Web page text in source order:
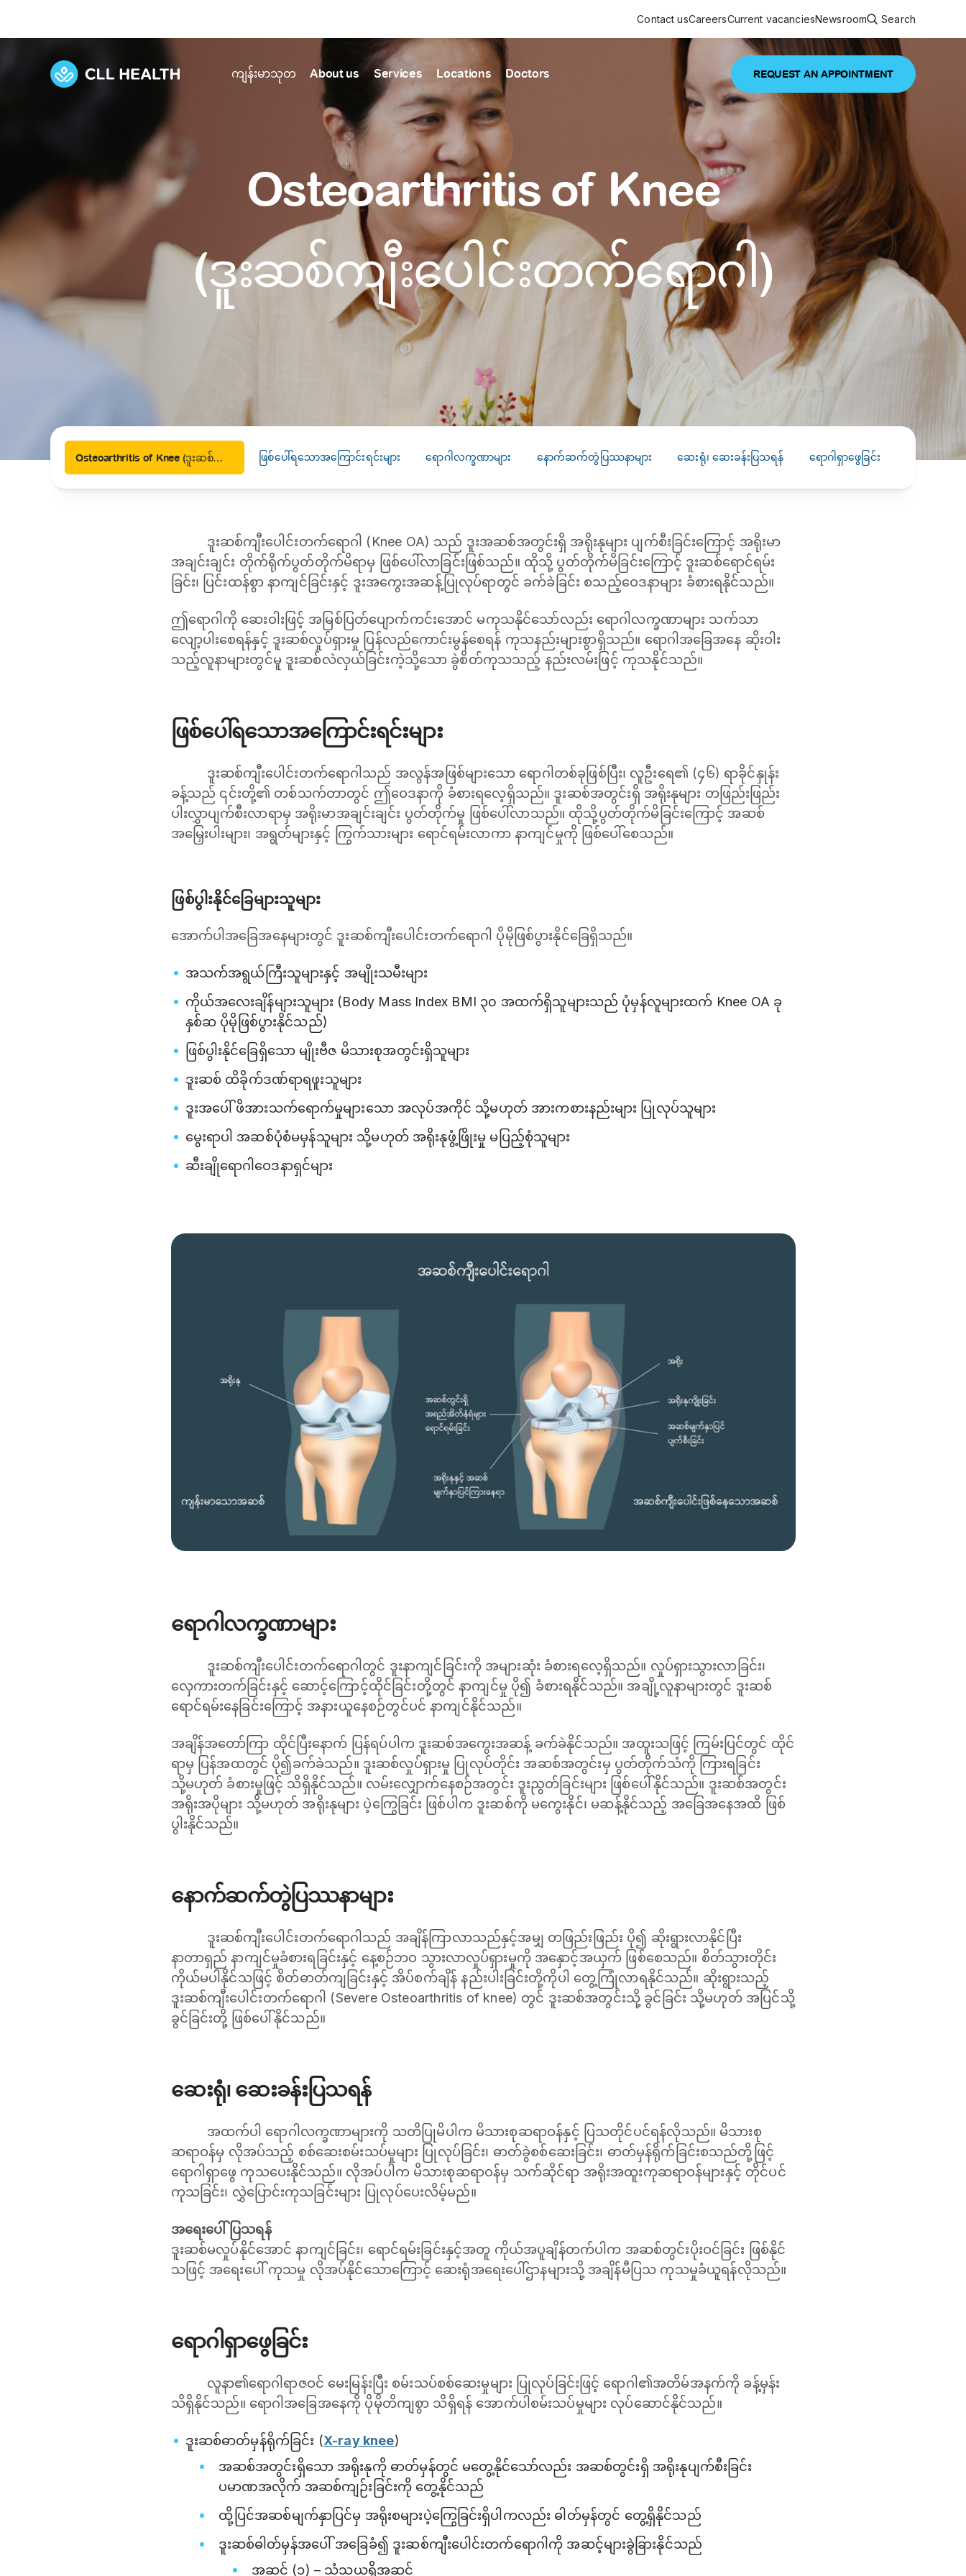
ကျန်းမာသုတ
View all health articles
Emergencies
Diseases and Conditions
Symptoms
Tests and Procedures
Drugs and Supplements
Find Health articles by first letter
C D E F G
K
L
M N O P Q R S T U
V
W
X Z #
Or search by keyword
ALL ARTICLES
SEARCH
Featured article
DISEASES AND CONDITIONS
22 APR 2026
Melioidosis (မယ်လီယွိုက်ဒိုး
လီယွိုက်ဒိုးဆစ် ပြင်းထန်
About us
About us
Discover our commitment to transforming healthcare
Our history
Careers
News & Announcements
PRESS RELEASE
16 JAN 2026
CLL HEALTH
Strengthens
Myanmar Through
Phyu Laboratory and
Yangon, Myanmar, 8
January 2026 — CLL
HEALTH is pleased to
PRESS RELEASE
29 AUG 2024
CLL HEALTH unveils
Shin Saw Pu Clinic in
Yangon, advancing
primary care
services
HEALTH is delighted to
announce the...
Services
Explore Services
Comprehensive care for your health and well-being
Primary care Developmental screening
Immunisation Diagnostics
Digestive care Fertility care
Our featured services
Trusted care for every stage of life
Primary care
Comprehensive and continuing health care from prenatal
to elderly stages, coordinating with specialists as
needed
Locations
Our Facilities
Comprehensive care for your health and well-being
Our polyclinics
Quality primary and specialty care near you
Our clinics
Diagnostics and treatment in one place
Dedicated to providing comprehensive interdisciplinary
healthcare services
Shin Saw Pu Clinic
A Top-Tier Primary Care Facility Inaugurated in Yangon for
Local and Expatriate Families
Doctors REQUEST AN APPOINTMENT
Contact usCareersCurrent vacanciesNewsroom Search
Osteoarthritis of Knee
(ဒူးဆစ်ကျီးပေါင်းတက်ရောဂါ)
Osteoarthritis of Knee (ဒူးဆစ်ကျီးပေါင်းတက်ရောဂါ) ဖြစ်ပေါ်ရသောအကြောင်းရင်းများ ရောဂါလက္ခဏာများ နောက်ဆက်တွဲပြဿနာများ ဆေးရုံ၊ ဆေးခန်းပြသရန် ရောဂါရှာဖွေခြင်း
ဒူးဆစ်ကျီးပေါင်းတက်ရောဂါ (Knee OA) သည် ဒူးအဆစ်အတွင်းရှိ အရိုးနုများ ပျက်စီးခြင်းကြောင့် အရိုးမာ
အချင်းချင်း တိုက်ရိုက်ပွတ်တိုက်မိရာမှ ဖြစ်ပေါ်လာခြင်းဖြစ်သည်။ ထိုသို့ ပွတ်တိုက်မိခြင်းကြောင့် ဒူးဆစ်ရောင်ရမ်း
ခြင်း၊ ပြင်းထန်စွာ နာကျင်ခြင်းနှင့် ဒူးအကွေးအဆန့်ပြုလုပ်ရာတွင် ခက်ခဲခြင်း စသည့်ဝေဒနာများ ခံစားရနိုင်သည်။
ဤရောဂါကို ဆေးဝါးဖြင့် အမြစ်ပြတ်ပျောက်ကင်းအောင် မကုသနိုင်သော်လည်း ရောဂါလက္ခဏာများ သက်သာ
လျော့ပါးစေရန်နှင့် ဒူးဆစ်လှုပ်ရှားမှု ပြန်လည်ကောင်းမွန်စေရန် ကုသနည်းများစွာရှိသည်။ ရောဂါအခြေအနေ ဆိုးဝါး
သည့်လူနာများတွင်မူ ဒူးဆစ်လဲလှယ်ခြင်းကဲ့သို့သော ခွဲစိတ်ကုသသည့် နည်းလမ်းဖြင့် ကုသနိုင်သည်။
ဖြစ်ပေါ်ရသောအကြောင်းရင်းများ
ဒူးဆစ်ကျီးပေါင်းတက်ရောဂါသည် အလွန်အဖြစ်များသော ရောဂါတစ်ခုဖြစ်ပြီး၊ လူဦးရေ၏ (၄၆) ရာခိုင်နှုန်း
ခန့်သည် ၎င်းတို့၏ တစ်သက်တာတွင် ဤဝေဒနာကို ခံစားရလေ့ရှိသည်။ ဒူးဆစ်အတွင်းရှိ အရိုးနုများ တဖြည်းဖြည်း
ပါးလွှာပျက်စီးလာရာမှ အရိုးမာအချင်းချင်း ပွတ်တိုက်မှု ဖြစ်ပေါ်လာသည်။ ထိုသို့ပွတ်တိုက်မိခြင်းကြောင့် အဆစ်
အမြှေးပါးများ၊ အရွတ်များနှင့် ကြွက်သားများ ရောင်ရမ်းလာကာ နာကျင်မှုကို ဖြစ်ပေါ်စေသည်။
ဖြစ်ပွါးနိုင်ခြေများသူများ
အောက်ပါအခြေအနေများတွင် ဒူးဆစ်ကျီးပေါင်းတက်ရောဂါ ပိုမိုဖြစ်ပွားနိုင်ခြေရှိသည်။
အသက်အရွယ်ကြီးသူများနှင့် အမျိုးသမီးများ
ကိုယ်အလေးချိန်များသူများ (Body Mass Index BMI ၃၀ အထက်ရှိသူများသည် ပုံမှန်လူများထက် Knee OA ခု
နှစ်ဆ ပိုမိုဖြစ်ပွားနိုင်သည်)
ဖြစ်ပွါးနိုင်ခြေရှိသော မျိုးဗီဇ မိသားစုအတွင်းရှိသူများ
ဒူးဆစ် ထိခိုက်ဒဏ်ရာရဖူးသူများ
ဒူးအပေါ် ဖိအားသက်ရောက်မှုများသော အလုပ်အကိုင် သို့မဟုတ် အားကစားနည်းများ ပြုလုပ်သူများ
မွေးရာပါ အဆစ်ပုံစံမမှန်သူများ သို့မဟုတ် အရိုးနုဖွံ့ဖြိုးမှု မပြည့်စုံသူများ
ဆီးချိုရောဂါဝေဒနာရှင်များ
ရောဂါလက္ခဏာများ
ဒူးဆစ်ကျီးပေါင်းတက်ရောဂါတွင် ဒူးနာကျင်ခြင်းကို အများဆုံး ခံစားရလေ့ရှိသည်။ လှုပ်ရှားသွားလာခြင်း၊
လှေကားတက်ခြင်းနှင့် ဆောင့်ကြောင့်ထိုင်ခြင်းတို့တွင် နာကျင်မှု ပို၍ ခံစားရနိုင်သည်။ အချို့လူနာများတွင် ဒူးဆစ်
ရောင်ရမ်းနေခြင်းကြောင့် အနားယူနေစဉ်တွင်ပင် နာကျင်နိုင်သည်။
အချိန်အတော်ကြာ ထိုင်ပြီးနောက် ပြန်ရပ်ပါက ဒူးဆစ်အကွေးအဆန့် ခက်ခဲနိုင်သည်။ အထူးသဖြင့် ကြမ်းပြင်တွင် ထိုင်
ရာမှ ပြန်အထတွင် ပို၍ခက်ခဲသည်။ ဒူးဆစ်လှုပ်ရှားမှု ပြုလုပ်တိုင်း အဆစ်အတွင်းမှ ပွတ်တိုက်သံကို ကြားရခြင်း
သို့မဟုတ် ခံစားမှုဖြင့် သိရှိနိုင်သည်။ လမ်းလျှောက်နေစဉ်အတွင်း ဒူးညွတ်ခြင်းများ ဖြစ်ပေါ်နိုင်သည်။ ဒူးဆစ်အတွင်း
အရိုးအပိုများ သို့မဟုတ် အရိုးနုများ ပဲ့ကြွေခြင်း ဖြစ်ပါက ဒူးဆစ်ကို မကွေးနိုင်၊ မဆန့်နိုင်သည့် အခြေအနေအထိ ဖြစ်
ပွါးနိုင်သည်။
နောက်ဆက်တွဲပြဿနာများ
ဒူးဆစ်ကျီးပေါင်းတက်ရောဂါသည် အချိန်ကြာလာသည်နှင့်အမျှ တဖြည်းဖြည်း ပို၍ ဆိုးရွားလာနိုင်ပြီး
နာတာရှည် နာကျင်မှုခံစားရခြင်းနှင့် နေ့စဉ်ဘဝ သွားလာလှုပ်ရှားမှုကို အနှောင့်အယှက် ဖြစ်စေသည်။ စိတ်သွားတိုင်း
ကိုယ်မပါနိုင်သဖြင့် စိတ်ဓာတ်ကျခြင်းနှင့် အိပ်စက်ချိန် နည်းပါးခြင်းတို့ကိုပါ တွေ့ကြုံလာရနိုင်သည်။ ဆိုးရွားသည့်
ဒူးဆစ်ကျီးပေါင်းတက်ရောဂါ (Severe Osteoarthritis of knee) တွင် ဒူးဆစ်အတွင်းသို့ ခွင်ခြင်း သို့မဟုတ် အပြင်သို့
ခွင်ခြင်းတို့ ဖြစ်ပေါ်နိုင်သည်။
ဆေးရုံ၊ ဆေးခန်းပြသရန်
အထက်ပါ ရောဂါလက္ခဏာများကို သတိပြုမိပါက မိသားစုဆရာဝန်နှင့် ပြသတိုင်ပင်ရန်လိုသည်။ မိသားစု
ဆရာဝန်မှ လိုအပ်သည့် စစ်ဆေးစမ်းသပ်မှုများ ပြုလုပ်ခြင်း၊ ဓာတ်ခွဲစစ်ဆေးခြင်း၊ ဓာတ်မှန်ရိုက်ခြင်းစသည်တို့ဖြင့်
ရောဂါရှာ‌ဖွေ ကုသပေးနိုင်သည်။ လိုအပ်ပါက မိသားစုဆရာဝန်မှ သက်ဆိုင်ရာ အရိုးအထူးကုဆရာဝန်များနှင့် တိုင်ပင်
ကုသခြင်း၊​ လွှဲပြောင်းကုသခြင်းများ ပြုလုပ်ပေးလိမ့်မည်။
အရေးပေါ်ပြသရန်
ဒူးဆစ်မလှုပ်နိုင်အောင် နာကျင်ခြင်း၊ ရောင်ရမ်းခြင်းနှင့်အတူ ကိုယ်အပူချိန်တက်ပါက အဆစ်တွင်းပိုးဝင်ခြင်း ဖြစ်နိုင်
သဖြင့် အရေးပေါ် ကုသမှု လိုအပ်နိုင်သောကြောင့် ဆေးရုံအရေးပေါ်ဌာနများသို့ အချိန်မီပြသ ကုသမှုခံယူရန်လိုသည်။
ရောဂါရှာဖွေခြင်း
လူနာ၏ရောဂါရာဇဝင် မေးမြန်းပြီး စမ်းသပ်စစ်ဆေးမှုများ ပြုလုပ်ခြင်းဖြင့် ရောဂါ၏အတိမ်အနက်ကို ခန့်မှန်း
သိရှိနိုင်သည်။ ရောဂါအခြေအနေကို ပိုမိုတိကျစွာ သိရှိရန် အောက်ပါစမ်းသပ်မှုများ လုပ်ဆောင်နိုင်သည်။
ဒူးဆစ်ဓာတ်မှန်ရိုက်ခြင်း (X-ray knee)
အဆစ်အတွင်းရှိသော အရိုးနုကို ဓာတ်မှန်တွင် မတွေ့နိုင်သော်လည်း အဆစ်တွင်းရှိ အရိုးနုပျက်စီးခြင်း
ပမာဏအလိုက် အဆစ်ကျဉ်းခြင်းကို တွေ့နိုင်သည်
ထို့ပြင်အဆစ်မျက်နှာပြင်မှ အရိုးစများပဲ့ကြွေခြင်းရှိပါကလည်း ဓါတ်မှန်တွင် တွေ့ရှိနိုင်သည်
ဒူးဆစ်ဓါတ်မှန်အပေါ် အခြေခံ၍ ဒူးဆစ်ကျီးပေါင်းတက်ရောဂါကို အဆင့်များခွဲခြားနိုင်သည်
အဆင့် (၁) – သံသယရှိအဆင့်